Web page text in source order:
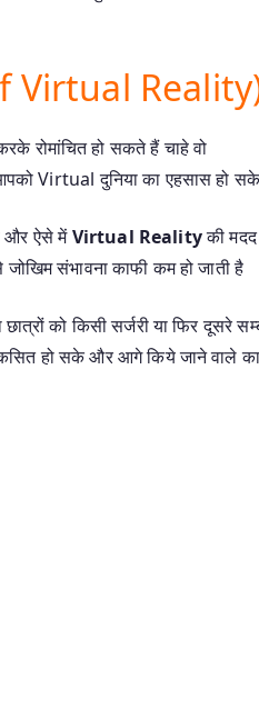
Virtual
रोमांचित हो सकते हैं चाहे वो
Virtual दुनिया का एहसास हो
और ऐसे मेंVirtual Realityकी
संभावना काफी कम हो जाती है
को किसी सर्जरी या फिर दूसरे
हो सके और आगे किये जाने वाले